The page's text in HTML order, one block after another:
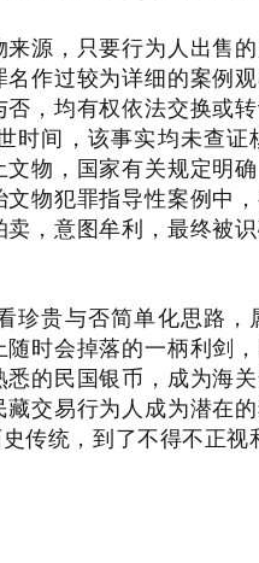
源，只要行为人出售
作过较为详细的案例
，均有权依法交换或
时间，该事实均未查
物，国家有关规定明
物犯罪指导性案例中
，意图牟利，最终被
珍贵与否简单化思路
时会掉落的一柄利剑
的民国银币，成为海
交易行为人成为潜在
传统，到了不得不正视